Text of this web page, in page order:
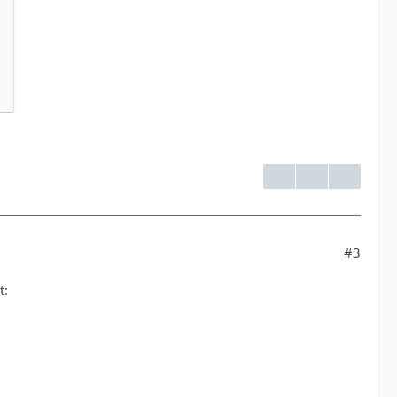
#3